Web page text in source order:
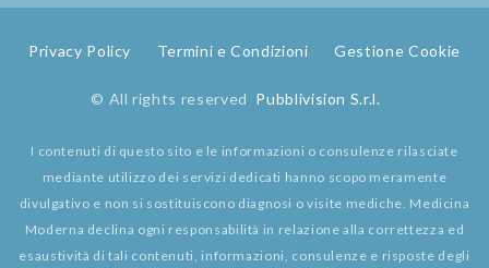
Privacy Policy Termini e Condizioni Gestione Cookie
© All rights reserved Pubblivision S.r.l.
I contenuti di questo sito e le informazioni o consulenze rilasciate
mediante utilizzo dei servizi dedicati hanno scopo meramente
divulgativo e non si sostituiscono diagnosi o visite mediche. Medicina
Moderna declina ogni responsabilità in relazione alla correttezza ed
esaustività di tali contenuti, informazioni, consulenze e risposte degli